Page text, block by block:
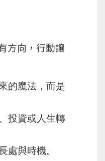
方向，行動讓
的魔法，而是
投資或人生轉
處與時機。